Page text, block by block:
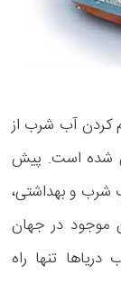
کردن آب شرب از
شده است. پیش
تقاضا برای آب شرب و بهداشتی،
موجود در جهان
تنها راه